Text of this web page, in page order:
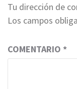
Tu dirección de
Los campos
COMENTARIO *